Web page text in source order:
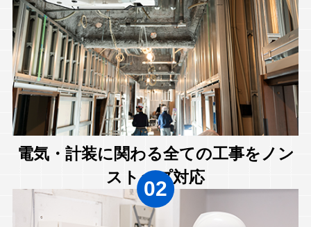
電気・計装に関わる全ての工事をノン
ストップ対応
02